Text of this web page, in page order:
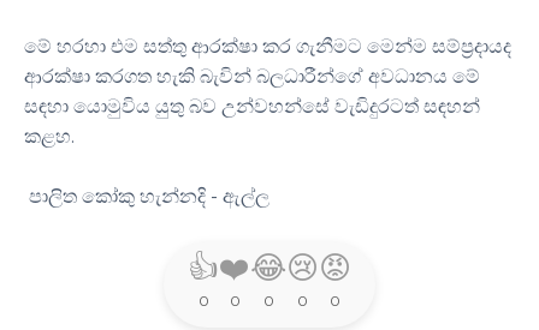
මේ හරහා එම සත්තු ආරක්ෂා කර ගැනීමට මෙන්ම සම්ප්‍රදායද
ආරක්ෂා කරගත හැකි බැවින් බලධාරීන්ගේ අවධානය මේ
සඳහා යොමුවිය යුතු බව උන්වහන්සේ වැඩිදුරටත් සඳහන්
කළහ.
පාලිත කෝකු හැන්නදි - ඇල්ල
👍
0
❤️
0
😂
0
😢
0
😡
0